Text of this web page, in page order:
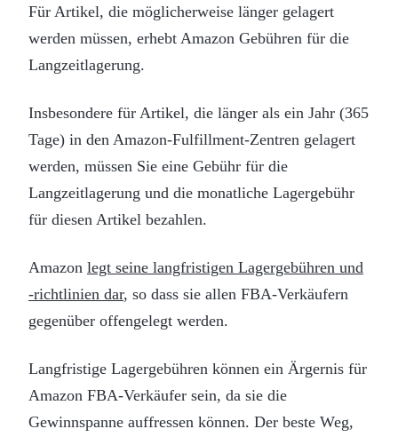
Für Artikel, die möglicherweise länger gelagert
werden müssen, erhebt Amazon Gebühren für die
Langzeitlagerung.
Insbesondere für Artikel, die länger als ein Jahr (365
Tage) in den Amazon-Fulfillment-Zentren gelagert
werden, müssen Sie eine Gebühr für die
Langzeitlagerung und die monatliche Lagergebühr
für diesen Artikel bezahlen.
Amazon legt seine langfristigen Lagergebühren und
-richtlinien dar, so dass sie allen FBA-Verkäufern
gegenüber offengelegt werden.
Langfristige Lagergebühren können ein Ärgernis für
Amazon FBA-Verkäufer sein, da sie die
Gewinnspanne auffressen können. Der beste Weg,